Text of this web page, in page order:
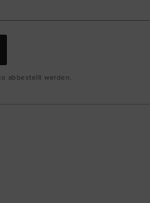
abbestellt werden.